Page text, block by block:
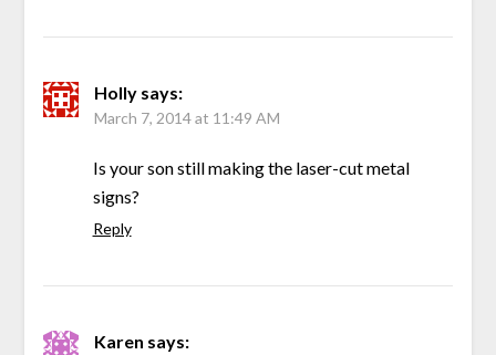
Holly says:
March 7, 2014 at 11:49 AM
Is your son still making the laser-cut metal
signs?
Reply
Karen says: